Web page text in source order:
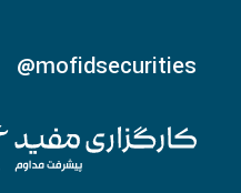
@mofidsecurities